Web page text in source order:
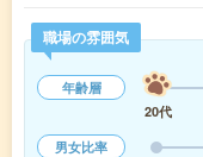
職場の雰囲気
年齢層
20代
男女比率